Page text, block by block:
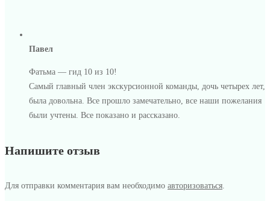
Павел
Фатьма — гид 10 из 10!
Самый главный член экскурсионной команды, дочь четырех лет,
была довольна. Все прошло замечательно, все наши пожелания
были учтены. Все показано и рассказано.
Напишите отзыв
Для отправки комментария вам необходимо авторизоваться